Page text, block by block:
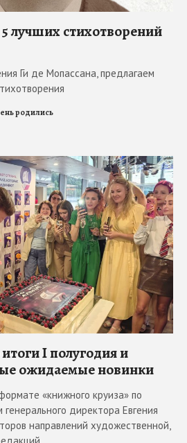
лучших стихотворений
Ги де Мопассана, предлагаем
родились
I полугодия и
ожидаемые новинки
«книжного круиза» по
директора Евгения
направлений художественной,